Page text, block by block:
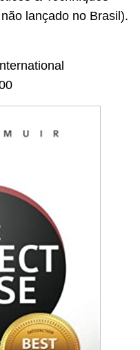
lançado no Brasil).